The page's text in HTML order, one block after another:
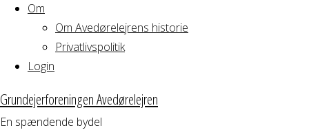
Om
Om Avedørelejrens historie
Privatlivspolitik
Login
Grundejerforeningen Avedørelejren
En spændende bydel
Torsdag
24.